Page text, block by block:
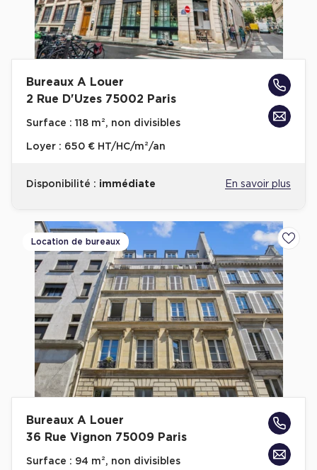
Bureaux A Louer
2 Rue D'Uzes 75002 Paris
Surface : 118 m², non divisibles
Loyer : 650 € HT/HC/m²/an
Disponibilité : immédiate En savoir plus
Location de bureaux
Bureaux A Louer
36 Rue Vignon 75009 Paris
Surface : 94 m², non divisibles